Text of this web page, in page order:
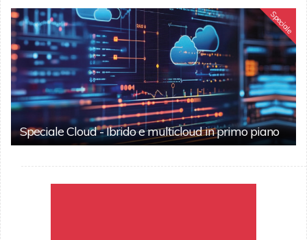
Speciale
Speciale Cloud - Ibrido e multicloud in primo piano